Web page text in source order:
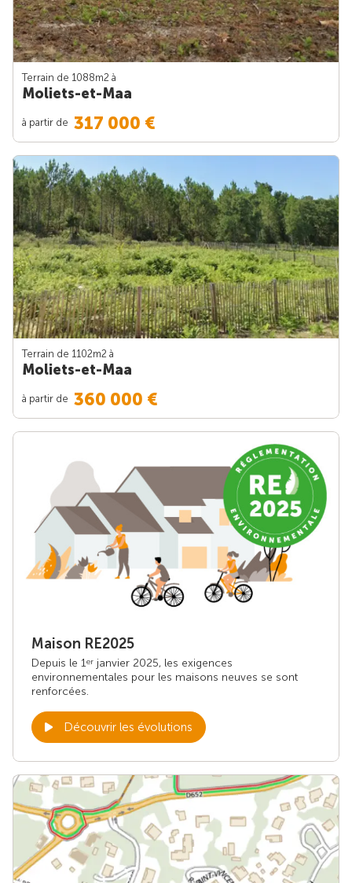
Terrain de 1088m2 à
Moliets-et-Maa
à partir de 317 000 €
Terrain de 1102m2 à
Moliets-et-Maa
à partir de 360 000 €
Maison RE2025
Depuis le 1er janvier 2025, les exigences
environnementales pour les maisons neuves se sont
renforcées.
Découvrir les évolutions